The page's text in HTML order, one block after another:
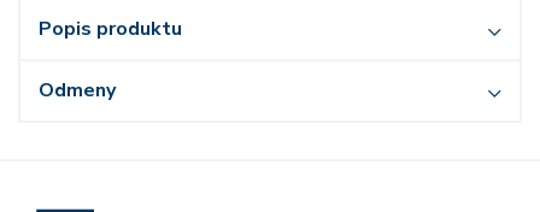
Popis produktu
Odmeny